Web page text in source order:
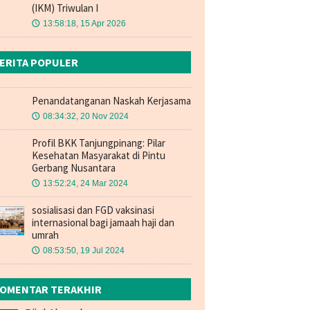
(IKM) Triwulan I
🕔 13:58:18, 15 Apr 2026
POPULER
Penandatanganan Naskah Kerjasama
🕔 08:34:32, 20 Nov 2024
Profil BKK Tanjungpinang: Pilar
Kesehatan Masyarakat di Pintu
Gerbang Nusantara
🕔 13:52:24, 24 Mar 2024
sosialisasi dan FGD vaksinasi
internasional bagi jamaah haji dan
umrah
🕔 08:53:50, 19 Jul 2024
TERAKHIR